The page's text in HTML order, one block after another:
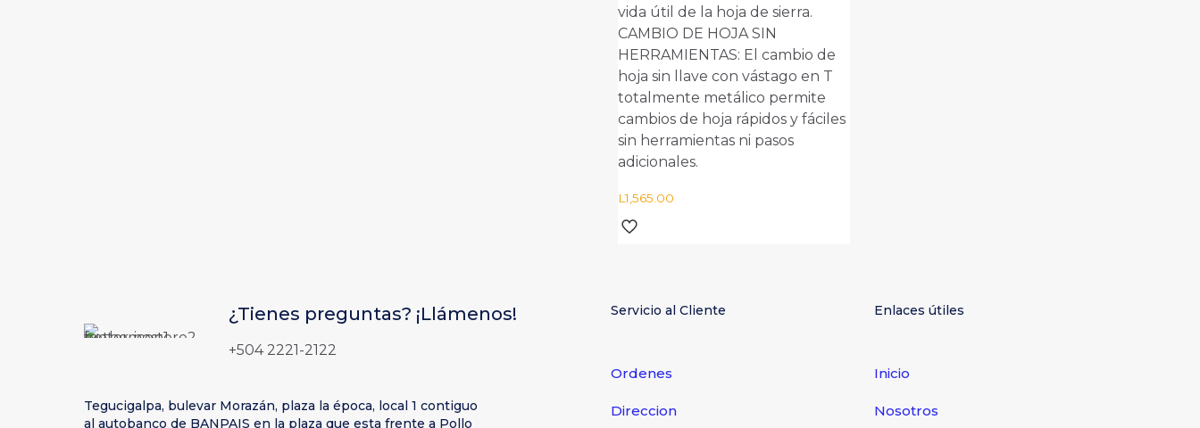
vida útil de la hoja de sierra.
CAMBIO DE HOJA SIN
HERRAMIENTAS: El cambio de
hoja sin llave con vástago en T
totalmente metálico permite
cambios de hoja rápidos y fáciles
sin herramientas ni pasos
adicionales.
L1,565.00
¿Tienes preguntas? ¡Llámenos!
+504 2221-2122
Tegucigalpa, bulevar Morazán, plaza la época, local 1 contiguo
al autobanco de BANPAIS en la plaza que esta frente a Pollo
Servicio al Cliente
Ordenes
Direccion
Enlaces útiles
Inicio
Nosotros